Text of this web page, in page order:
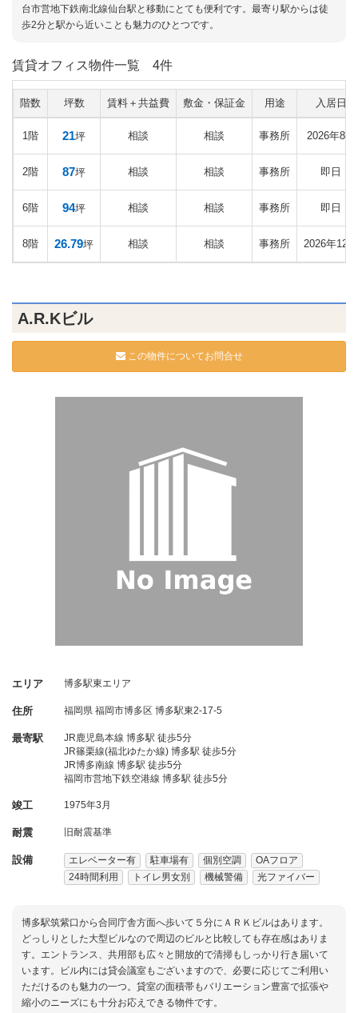
台市営地下鉄南北線仙台駅と移動にとても便利です。最寄り駅からは徒
歩2分と駅から近いことも魅力のひとつです。
賃貸オフィス物件一覧 4件
階数 坪数 賃料＋共益費 敷金・保証金 用途 入居日
1階 21坪 相談 相談 事務所 2026年8月
2階 87坪 相談 相談 事務所 即日
6階 94坪 相談 相談 事務所 即日
8階 26.79坪 相談 相談 事務所 2026年12月
A.R.Kビル
この物件についてお問合せ
エリア 博多駅東エリア
住所 福岡県 福岡市博多区 博多駅東2-17-5
最寄駅
JR鹿児島本線 博多駅 徒歩5分
JR篠栗線(福北ゆたか線) 博多駅 徒歩5分
JR博多南線 博多駅 徒歩5分
福岡市営地下鉄空港線 博多駅 徒歩5分
竣工 1975年3月
耐震 旧耐震基準
設備 エレベーター有 駐車場有 個別空調
OAフロア
24時間利用
トイレ男女別 機械警備 光ファイバー
博多駅筑紫口から合同庁舎方面へ歩いて５分にＡＲＫビルはあります。
どっしりとした大型ビルなので周辺のビルと比較しても存在感はありま
す。エントランス、共用部も広々と開放的で清掃もしっかり行き届いて
います。ビル内には貸会議室もございますので、必要に応じてご利用い
ただけるのも魅力の一つ。貸室の面積帯もバリエーション豊富で拡張や
縮小のニーズにも十分お応えできる物件です。